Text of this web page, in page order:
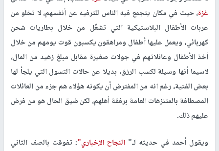
غزة، حيث في مكان يتجمع فيه الناس للترفيه عن أنفسهم، لا تخلو من
عربات الأطفال البلاستيكية التي تشغّل من خلال بطاريات شحن
كهربائي، ويعمل عليها أطفال ومراهقون يكسبون قوت يومهم من خلال
أخذ الأطفال وعائلاتهم في جولات صغيرة مقابل مبلغ زهيد من المال،
لاسيما أنها وسيلة لكسب الرزق، بديلا عن حالات التسول التي يلجأ لها
بعض الفتية، رغم انه من المفترض أن يكونه هؤلاء هم جزء من العائلات
المصطافة بالمتنزهات العامة برفقة أهلهم، لكن ضيق الحال هو من فرض
عليهم ذلك.
ويقول أحمد في حديثه لـ" النجاح الإخباري": تفوقت بالصف الثاني